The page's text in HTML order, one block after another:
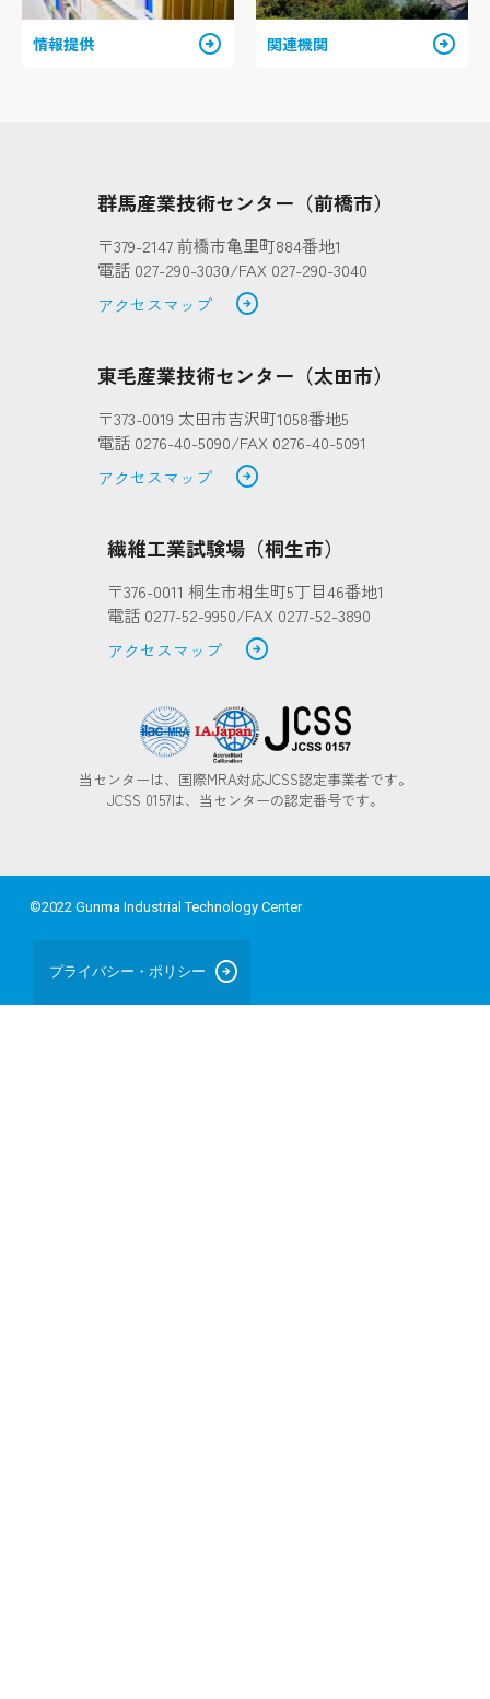
情報提供 arrow_circle_right 関連機関 arrow_circle_right
群馬産業技術センター（前橋市）
〒379-2147 前橋市亀里町884番地1
電話 027-290-3030/FAX 027-290-3040
アクセスマップ
arrow_circle_right
東毛産業技術センター（太田市）
〒373-0019 太田市吉沢町1058番地5
電話 0276-40-5090/FAX 0276-40-5091
アクセスマップ
arrow_circle_right
繊維工業試験場（桐生市）
〒376-0011 桐生市相生町5丁目46番地1
電話 0277-52-9950/FAX 0277-52-3890
アクセスマップ
arrow_circle_right
当センターは、国際MRA対応JCSS認定事業者です。
JCSS 0157は、当センターの認定番号です。
©2022 Gunma Industrial Technology Center
プライバシー・ポリシー arrow_circle_right